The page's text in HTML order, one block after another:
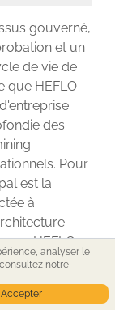
gouverné,
et un
de vie de
que HEFLO
des
Pour
est la
à
HEFLO
analyser le
consultez notre
Accepter